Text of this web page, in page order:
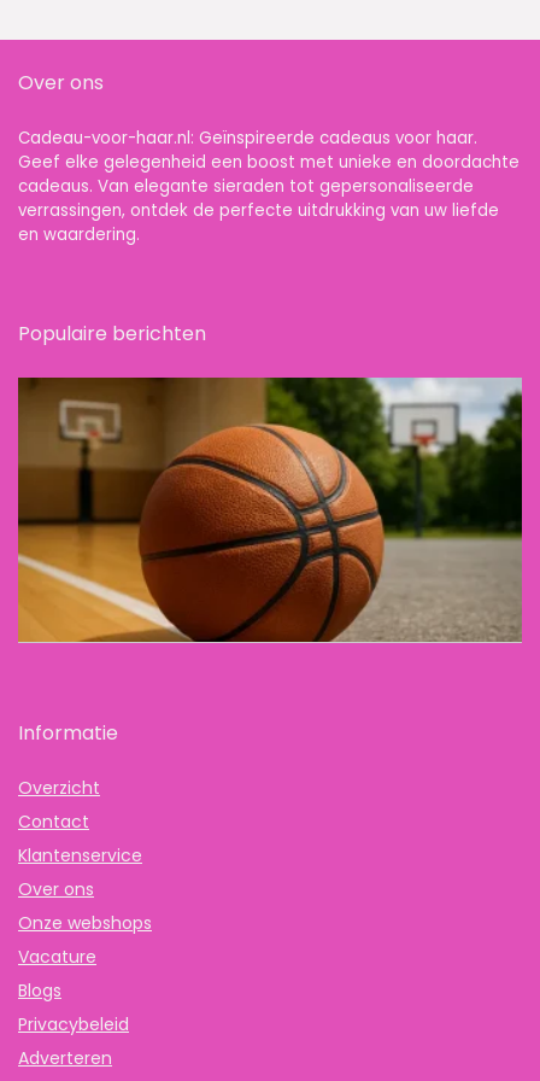
Over ons
Cadeau-voor-haar.nl: Geïnspireerde cadeaus voor haar.
Geef elke gelegenheid een boost met unieke en doordachte
cadeaus. Van elegante sieraden tot gepersonaliseerde
verrassingen, ontdek de perfecte uitdrukking van uw liefde
en waardering.
Populaire berichten
Informatie
Overzicht
Contact
Klantenservice
Over ons
Onze webshops
Vacature
Blogs
Privacybeleid
Adverteren